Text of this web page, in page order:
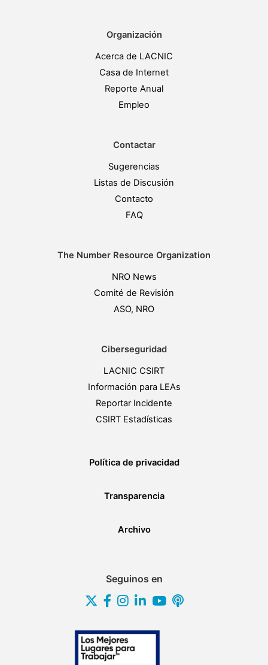
Organización
Acerca de LACNIC
Casa de Internet
Reporte Anual
Empleo
Contactar
Sugerencias
Listas de Discusión
Contacto
FAQ
The Number Resource Organization
NRO News
Comité de Revisión
ASO, NRO
Ciberseguridad
LACNIC CSIRT
Información para LEAs
Reportar Incidente
CSIRT Estadísticas
Política de privacidad
Transparencia
Archivo
Seguinos en